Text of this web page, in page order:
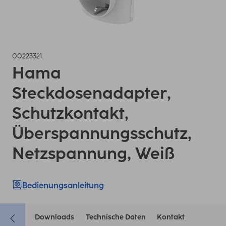
00223321
Hama
Steckdosenadapter,
Schutzkontakt,
Überspannungsschutz,
Netzspannung, Weiß
Bedienungsanleitung
Downloads Technische Daten Kontakt